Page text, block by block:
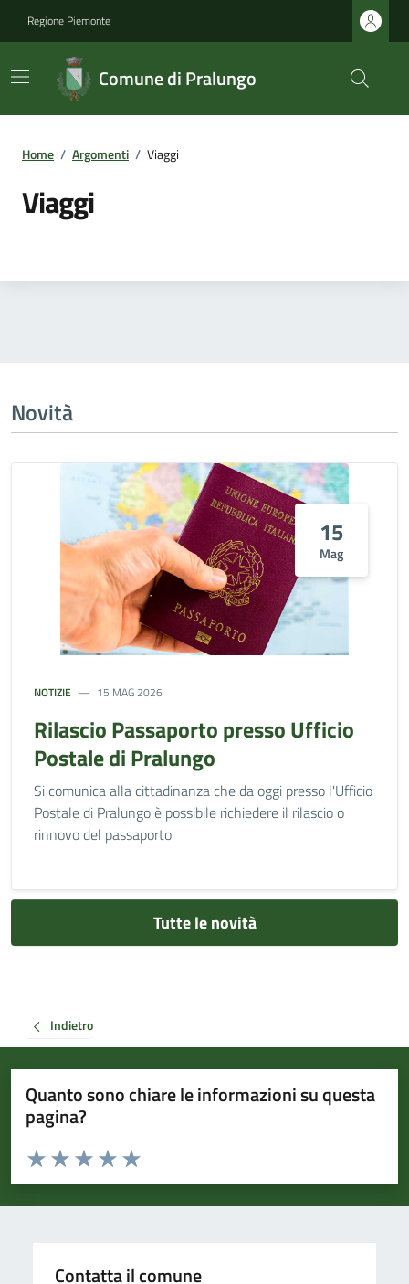
Regione Piemonte
Comune di Pralungo
Home / Argomenti / Viaggi
Viaggi
Novità
15
Mag
NOTIZIE 15 MAG 2026
Rilascio Passaporto presso Ufficio
Postale di Pralungo
Si comunica alla cittadinanza che da oggi presso l'Ufficio
Postale di Pralungo è possibile richiedere il rilascio o
rinnovo del passaporto
Tutte le novità
Indietro
Quanto sono chiare le informazioni su questa
pagina?
Valuta da 1 a 5 stelle la pagina
Valuta 5 stelle su 5
Valuta 4 stelle su 5
Valuta 3 stelle su 5
Valuta 2 stelle su 5
Valuta 1 stelle su 5
Contatta il comune